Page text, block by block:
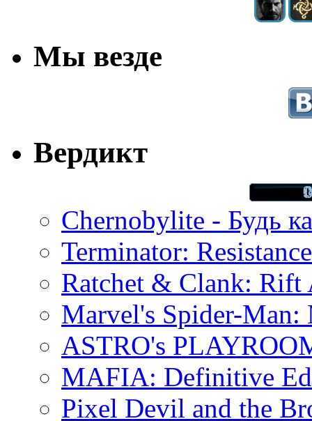
Мы везде
Вердикт
Chernobylite - Будь
Terminator:
Ratchet & Clank: Rift
Marvel's Spider-Man:
ASTRO's
MAFIA: Definitive
Pixel Devil and the